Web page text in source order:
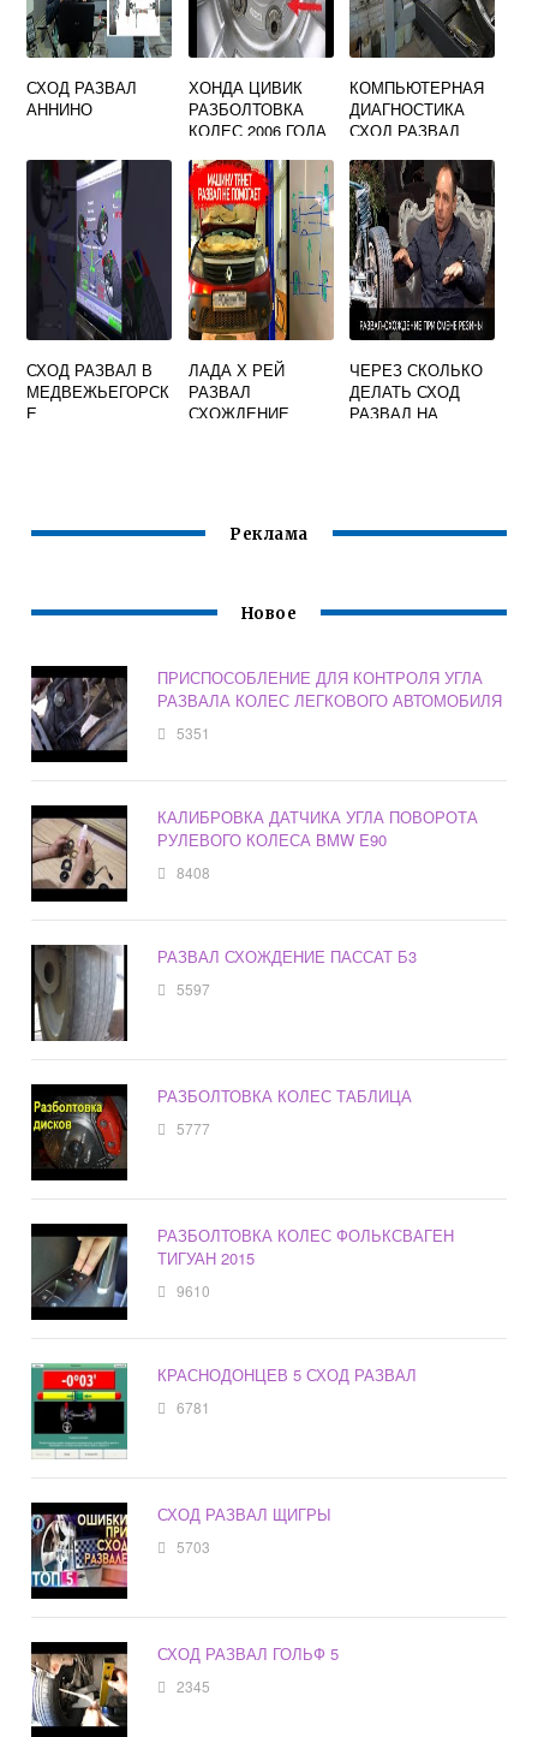
СХОД РАЗВАЛ
АННИНО
ХОНДА ЦИВИК
РАЗБОЛТОВКА
КОЛЕС 2006 ГОДА
КОМПЬЮТЕРНАЯ
ДИАГНОСТИКА
СХОД РАЗВАЛ
СХОД РАЗВАЛ В
МЕДВЕЖЬЕГОРСК
Е
ЛАДА Х РЕЙ
РАЗВАЛ
СХОЖДЕНИЕ
ЧЕРЕЗ СКОЛЬКО
ДЕЛАТЬ СХОД
РАЗВАЛ НА
Реклама
Новое
ПРИСПОСОБЛЕНИЕ ДЛЯ КОНТРОЛЯ УГЛА
РАЗВАЛА КОЛЕС ЛЕГКОВОГО АВТОМОБИЛЯ
5351
КАЛИБРОВКА ДАТЧИКА УГЛА ПОВОРОТА
РУЛЕВОГО КОЛЕСА BMW E90
8408
РАЗВАЛ СХОЖДЕНИЕ ПАССАТ Б3
5597
РАЗБОЛТОВКА КОЛЕС ТАБЛИЦА
5777
РАЗБОЛТОВКА КОЛЕС ФОЛЬКСВАГЕН
ТИГУАН 2015
9610
КРАСНОДОНЦЕВ 5 СХОД РАЗВАЛ
6781
СХОД РАЗВАЛ ЩИГРЫ
5703
СХОД РАЗВАЛ ГОЛЬФ 5
2345